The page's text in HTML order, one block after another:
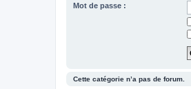
Mot de passe :
Cette catégorie n’a pas de forum.